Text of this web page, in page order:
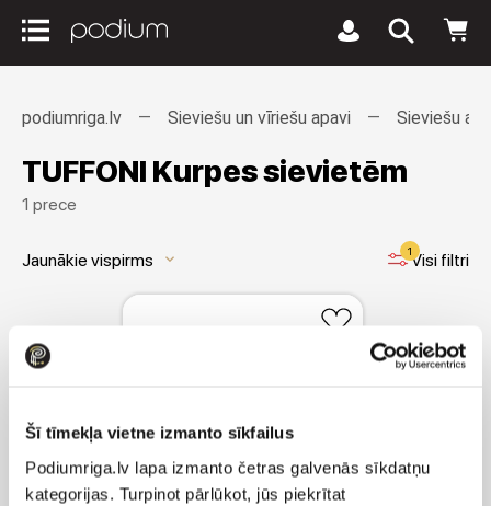
Šī tīmekļa vietne izmanto sīkfailus
Podiumriga.lv lapa izmanto četras galvenās sīkdatņu
kategorijas. Turpinot pārlūkot, jūs piekrītat
podiumriga.lv Sieviešu un vīriešu apavi Sieviešu
TUFFONI Kurpes sievietēm
1 prece
Jaunākie vispirms keyboard_arrow_down 1Visi filtri